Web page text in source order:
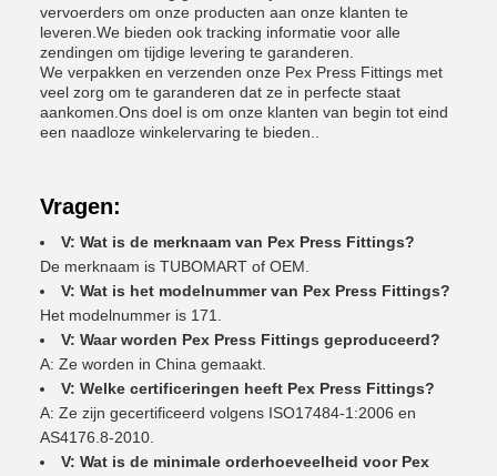
vervoerders om onze producten aan onze klanten te
leveren.We bieden ook tracking informatie voor alle
zendingen om tijdige levering te garanderen.
We verpakken en verzenden onze Pex Press Fittings met
veel zorg om te garanderen dat ze in perfecte staat
aankomen.Ons doel is om onze klanten van begin tot eind
een naadloze winkelervaring te bieden..
Vragen:
V: Wat is de merknaam van Pex Press Fittings?
De merknaam is TUBOMART of OEM.
V: Wat is het modelnummer van Pex Press Fittings?
Het modelnummer is 171.
V: Waar worden Pex Press Fittings geproduceerd?
A: Ze worden in China gemaakt.
V: Welke certificeringen heeft Pex Press Fittings?
A: Ze zijn gecertificeerd volgens ISO17484-1:2006 en
AS4176.8-2010.
V: Wat is de minimale orderhoeveelheid voor Pex